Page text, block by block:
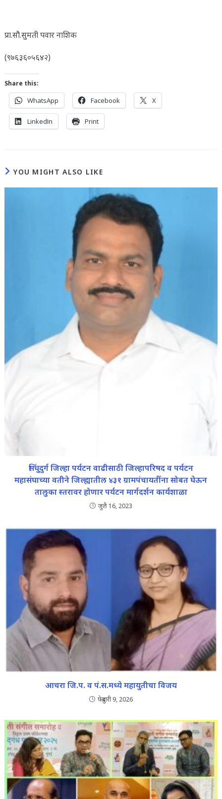
प्रा.सौ.सुमती पवार नाशिक
(९७६३६०५६४२)
Share this:
WhatsApp Facebook X
LinkedIn Print
YOU MIGHT ALSO LIKE
सिंधुदुर्ग जिल्हा पर्यटन वाढीसाठी जिल्हापरिषद व पर्यटन
महासंघाच्या वतीने जिल्ह्यातील ४३१ ग्रामपंचायतींना सोबत घेऊन
तालुका स्तरावर होणार पर्यटन मार्गदर्शन कार्यशाळा
जुलै 16, 2023
आचरा जि.प. व पं.स.मध्ये महायुतीचा विजय
फेब्रुवारी 9, 2026